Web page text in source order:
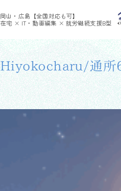
岡山・広島【全国対応も可】
在宅 × IT・動画編集 × 就労継続支援B型
利用者さんの日
利用者
Hiyokocharu/通所